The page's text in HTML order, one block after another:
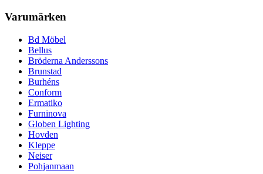
Varumärken
Bd Möbel
Bellus
Bröderna Anderssons
Brunstad
Burhéns
Conform
Ermatiko
Furninova
Globen Lighting
Hovden
Kleppe
Neiser
Pohjanmaan